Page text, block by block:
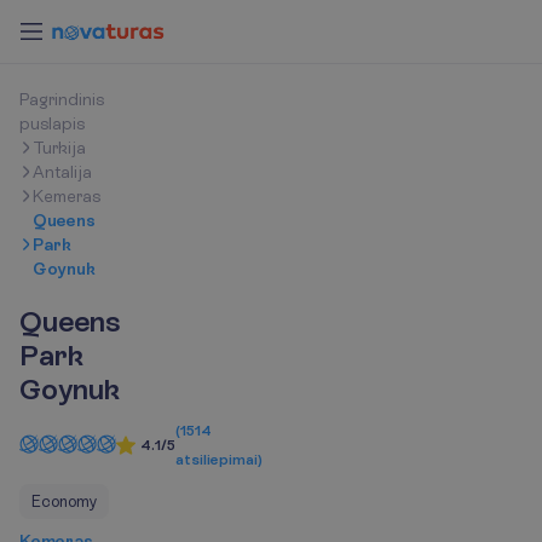
Pagrindinis
puslapis
Turkija
Antalija
Kemeras
Queens
Park
Goynuk
Queens
Park
Goynuk
4.1/5
(1514
atsiliepimai)
Economy